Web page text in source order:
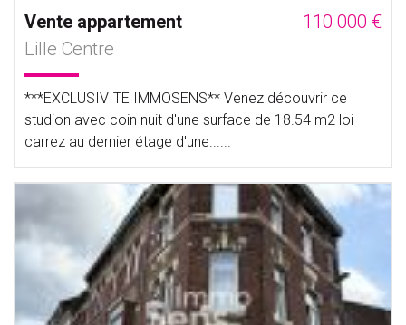
Vente appartement
110 000 €
Lille Centre
***EXCLUSIVITE IMMOSENS** Venez découvrir ce
studion avec coin nuit d'une surface de 18.54 m2 loi
carrez au dernier étage d'une......